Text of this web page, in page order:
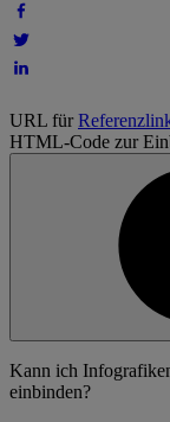
URL für
HTML-Code zur
Kann ich
einbinden?